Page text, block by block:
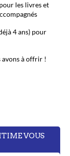
les livres et
4 ans) pour
avons à offrir !
VOUS